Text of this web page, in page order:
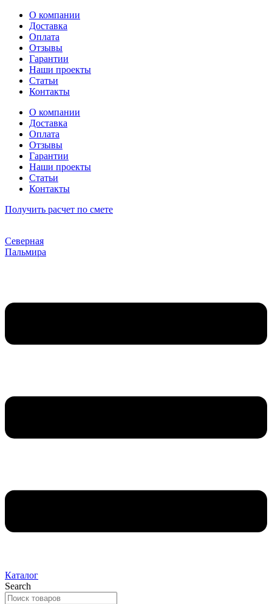
Перейти
содержимому
О компании
Доставка
Оплата
Отзывы
Гарантии
Наши проекты
Статьи
Контакты
О компании
Доставка
Оплата
Отзывы
Гарантии
Наши проекты
Статьи
Контакты
Получить расчет по смете
Северная
Пальмира
Каталог
Search